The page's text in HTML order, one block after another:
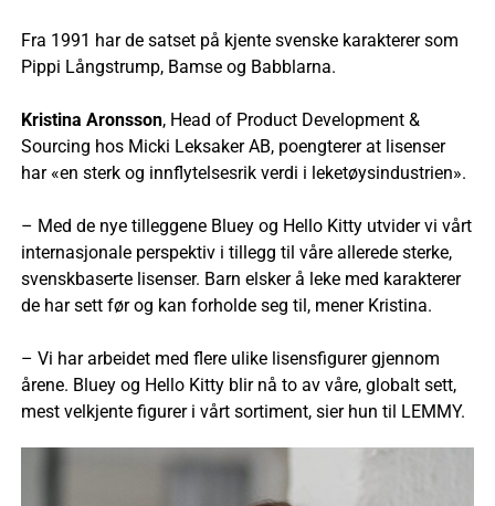
Fra 1991 har de satset på kjente svenske karakterer som
Pippi Långstrump, Bamse og Babblarna.
Kristina Aronsson, Head of Product Development &
Sourcing hos Micki Leksaker AB, poengterer at lisenser
har «en sterk og innflytelsesrik verdi i leketøysindustrien».
– Med de nye tilleggene Bluey og Hello Kitty utvider vi vårt
internasjonale perspektiv i tillegg til våre allerede sterke,
svenskbaserte lisenser. Barn elsker å leke med karakterer
de har sett før og kan forholde seg til, mener Kristina.
– Vi har arbeidet med flere ulike lisensfigurer gjennom
årene. Bluey og Hello Kitty blir nå to av våre, globalt sett,
mest velkjente figurer i vårt sortiment, sier hun til LEMMY.